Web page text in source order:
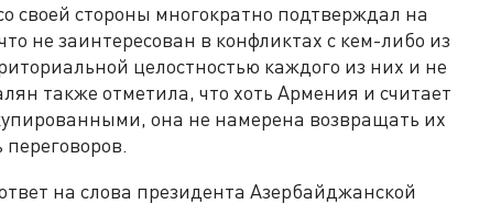
своей стороны многократно подтверждал на
не заинтересован в конфликтах с кем-либо из
целостностью каждого из них и не
также отметила, что хоть Армения и считает
она не намерена возвращать их
на слова президента Азербайджанской